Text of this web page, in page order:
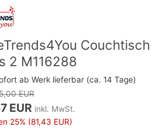
Couchtisch
2 M116288
ab Werk lieferbar (ca. 14 Tage)
EUR
EUR inkl. MwSt.
25% (81,43 EUR)